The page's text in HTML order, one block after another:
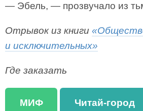
— Эбель, — прозвучало из
Отрывок из книги
и исключительных»
Где заказать
МИФ Читай-город